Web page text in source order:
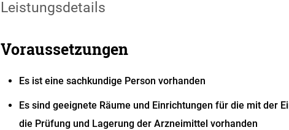
Leistungsdetails
Voraussetzungen
Es ist eine sachkundige Person vorhanden
Es sind geeignete Räume und Einrichtungen für die mit der
die Prüfung und Lagerung der Arzneimittel vorhanden